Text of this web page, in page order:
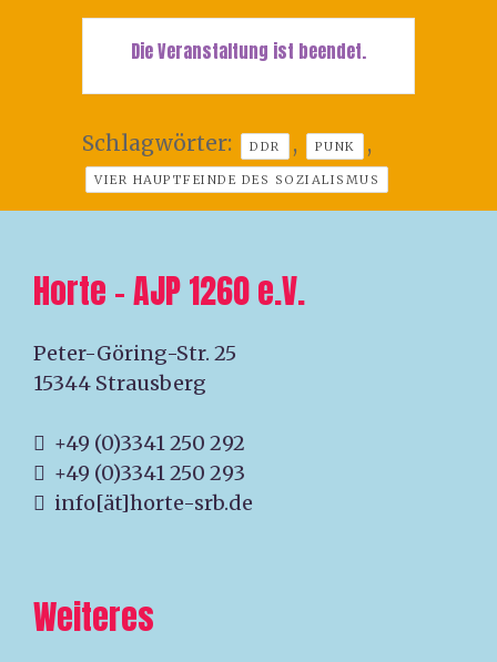
Die Veranstaltung ist beendet.
Schlagwörter: DDR , PUNK ,
VIER HAUPTFEINDE DES SOZIALISMUS
Horte – AJP 1260 e.V.
Peter-Göring-Str. 25
15344 Strausberg
+49 (0)3341 250 292
+49 (0)3341 250 293
info[ät]horte-srb.de
Weiteres